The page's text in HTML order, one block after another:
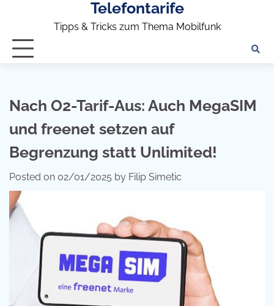
Telefontarife
Tipps & Tricks zum Thema Mobilfunk
Nach O2-Tarif-Aus: Auch MegaSIM
und freenet setzen auf
Begrenzung statt Unlimited!
Posted on 02/01/2025 by Filip Simetic